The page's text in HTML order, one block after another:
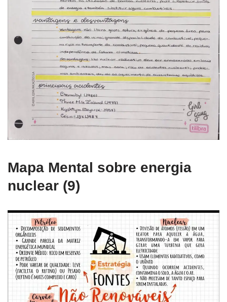
Mapa Mental sobre energia
nuclear (9)